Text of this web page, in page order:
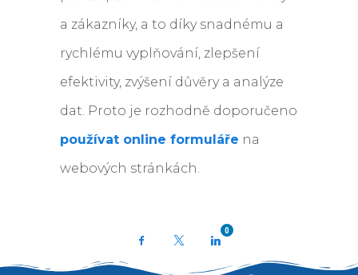
a zákazníky, a to díky snadnému a
rychlému vyplňování, zlepšení
efektivity, zvýšení důvěry a analýze
dat. Proto je rozhodně doporučeno
používat online formuláře na
webových stránkách.
Facebook
0